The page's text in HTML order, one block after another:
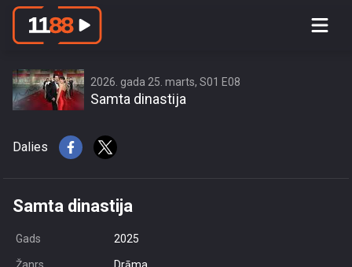
access this content due to your
location or other restrictions set by
country is US and IP address is
216.73.216.20
2026. gada 25. marts, S01 E08
Samta dinastija
Dalies
Samta dinastija
Gads 2025